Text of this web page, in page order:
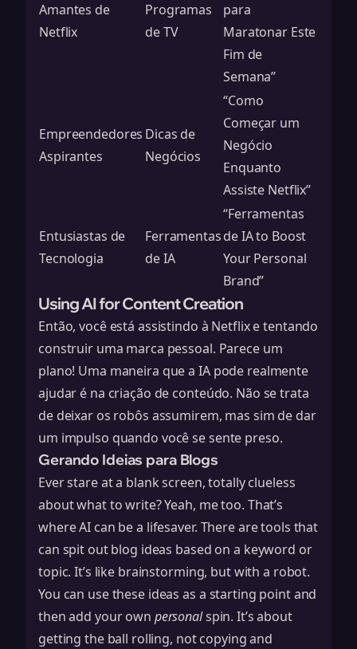
Amantes de
Netflix
Programas
de TV
para
Maratonar Este
Fim de
Semana”
Empreendedores
Aspirantes
Dicas de
Negócios
“Como
Começar um
Negócio
Enquanto
Assiste Netflix”
Entusiastas de
Tecnologia
Ferramentas
de IA
“Ferramentas
de IA to Boost
Your Personal
Brand”
Using AI for Content Creation
Então, você está assistindo à Netflix e tentando
construir uma marca pessoal. Parece um
plano! Uma maneira que a IA pode realmente
ajudar é na criação de conteúdo. Não se trata
de deixar os robôs assumirem, mas sim de dar
um impulso quando você se sente preso.
Gerando Ideias para Blogs
Ever stare at a blank screen, totally clueless
about what to write? Yeah, me too. That’s
where AI can be a lifesaver. There are tools that
can spit out blog ideas based on a keyword or
topic. It’s like brainstorming, but with a robot.
You can use these ideas as a starting point and
then add your own personalspin. It’s about
getting the ball rolling, not copying and